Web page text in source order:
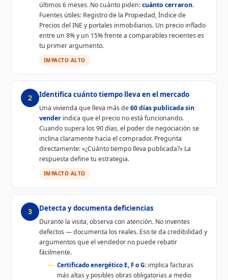
últimos 6 meses. No cuánto piden:cuánto cerraron.
Fuentes útiles: Registro de la Propiedad, Índice de
Precios del INE y portales inmobiliarios. Un precio inflado
entre un 8% y un 15% frente a comparables recientes es
tu primer argumento.
IMPACTO ALTO
2 Identifica cuánto tiempo lleva en el mercado
Una vivienda que lleva más de60 días publicada sin
venderindica que el precio no está funcionando.
Cuando supera los 90 días, el poder de negociación se
inclina claramente hacia el comprador. Pregunta
directamente: «¿Cuánto tiempo lleva publicada?» La
respuesta define tu estrategia.
IMPACTO ALTO
3 Detecta y documenta deficiencias
Durante la visita, observa con atención. No inventes
defectos — documenta los reales. Eso te da credibilidad y
argumentos que el vendedor no puede rebatir
fácilmente.
Certificado energético E, F o G: implica facturas
más altas y posibles obras obligatorias a medio